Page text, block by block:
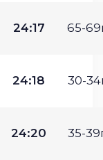
24:17 65-
24:18 30-
24:20 35-